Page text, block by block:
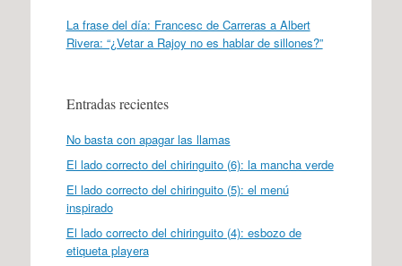
La frase del día: Francesc de Carreras a Albert
Rivera: “¿Vetar a Rajoy no es hablar de sillones?”
Entradas recientes
No basta con apagar las llamas
El lado correcto del chiringuito (6): la mancha verde
El lado correcto del chiringuito (5): el menú
inspirado
El lado correcto del chiringuito (4): esbozo de
etiqueta playera